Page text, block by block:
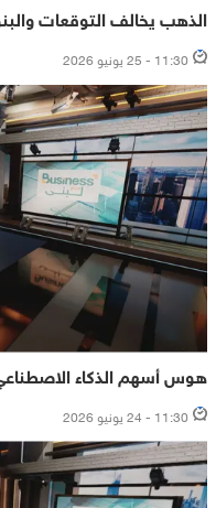
الذهب يخالف التوقعات
11:30 - 25 يونيو 2026
هوس أسهم الذكاء
11:30 - 24 يونيو 2026